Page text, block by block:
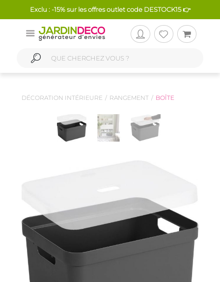
Exclu : -15% sur les offres outlet code DESTOCK15 👉
DÉCORATION INTÉRIEURE RANGEMENT BOÎTE